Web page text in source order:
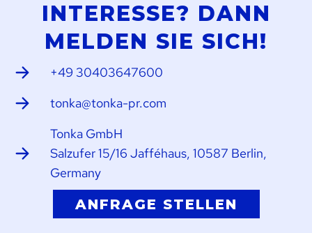
INTERESSE? DANN
MELDEN SIE SICH!
+49 30403647600
tonka@tonka-pr.com
Tonka GmbH
Salzufer 15/16 Jafféhaus, 10587 Berlin,
Germany
ANFRAGE STELLEN